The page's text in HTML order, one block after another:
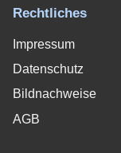
Rechtliches
Impressum
Datenschutz
Bildnachweise
AGB